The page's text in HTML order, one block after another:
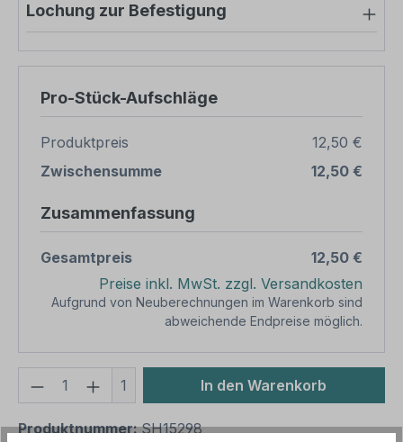
Lochung zur Befestigung
Pro-Stück-Aufschläge
Produktpreis
12,50 €
Zwischensumme
12,50 €
Zusammenfassung
Gesamtpreis
12,50 €
Preise inkl. MwSt. zzgl. Versandkosten
Aufgrund von Neuberechnungen im Warenkorb sind
abweichende Endpreise möglich.
Produkt Anzahl: Gib den
1 In den Warenkorb
Produktnummer:SH15298